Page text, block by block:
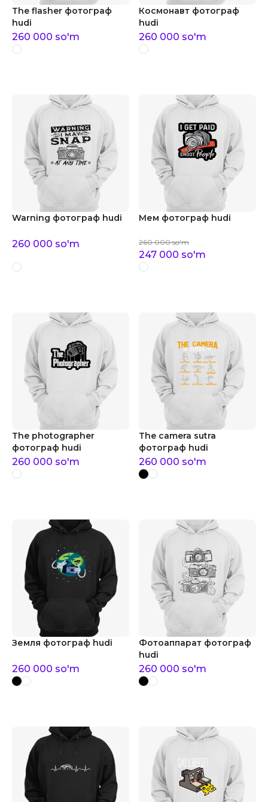
The flasher фотограф
hudi
260 000 so'm
Космонавт фотограф
hudi
260 000 so'm
Warning фотограф hudi
260 000 so'm
Мем фотограф hudi
260 000 so'm
247 000 so'm
The photographer
фотограф hudi
260 000 so'm
The camera sutra
фотограф hudi
260 000 so'm
Земля фотограф hudi
260 000 so'm
Фотоаппарат фотограф
hudi
260 000 so'm